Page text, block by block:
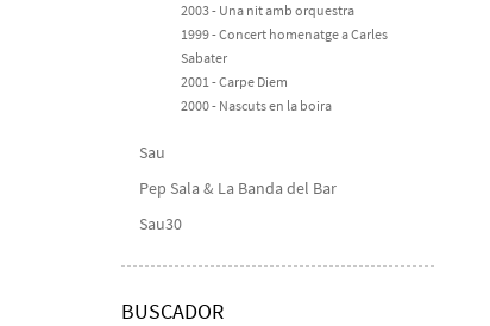
2003 - Una nit amb orquestra
1999 - Concert homenatge a Carles
Sabater
2001 - Carpe Diem
2000 - Nascuts en la boira
Sau
Pep Sala & La Banda del Bar
Sau30
BUSCADOR